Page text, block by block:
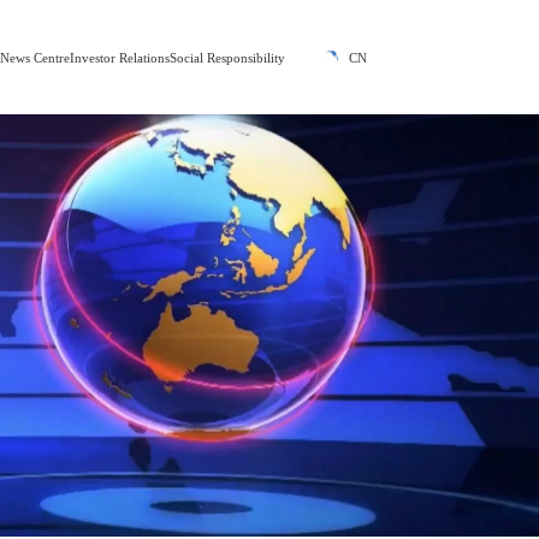
News CentreInvestor RelationsSocial Responsibility CN